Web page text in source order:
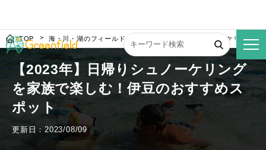
TOP 海・川・湖のフィールド 【2023年】日帰りシュノーケリング
【2023年】日帰りシュノーケリング
を家族で楽しむ！伊豆のおすすめス
ポット
更新日：2023/08/09